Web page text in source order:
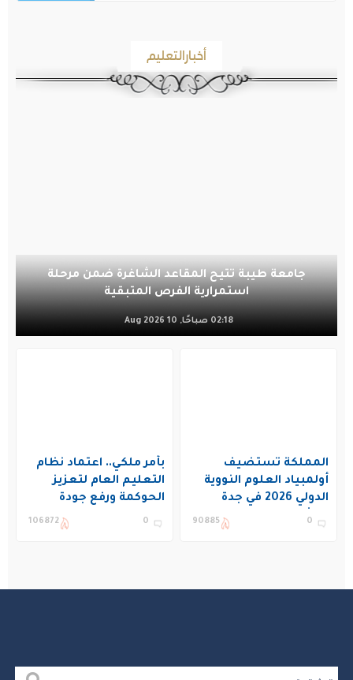
أخبارالتعليم
جامعة طيبة تتيح المقاعد الشاغرة ضمن مرحلة
استمرارية الفرص المتبقية
02:18 صباحًا, 10 Aug 2026
المملكة تستضيف
أولمبياد العلوم النووية
الدولي 2026 في جدة
بمشاركة 19 دولة
0
90885
بأمر ملكي.. اعتماد نظام
التعليم العام لتعزيز
الحوكمة ورفع جودة
التعليم في المملكة
0
106872